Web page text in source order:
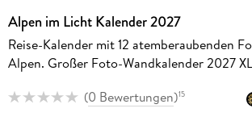
Alpen im Licht Kalender 2027
Reise-Kalender mit 12 atemberaubenden
Alpen. Großer Foto-Wandkalender 2027
(0 Bewertungen)15